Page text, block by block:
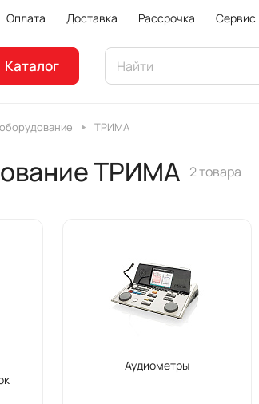
Оплата Доставка Рассрочка Сервис
Каталог
ТРИМА
ТРИМА 2 товара
Аудиометры